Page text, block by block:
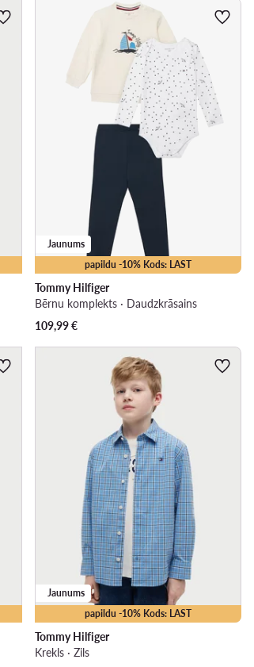
papildu -10% Kods: LAST
Jaunums
Tommy Hilfiger
Bērnu komplekts · Daudzkrāsains
109,99€
papildu -10% Kods: LAST
Jaunums
Tommy Hilfiger
Krekls · Zils